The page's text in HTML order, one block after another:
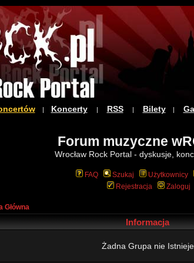
| Koncerty| RSS| Bilety|
Forum muzyczne
Wrocław Rock Portal - dyskusje,
FAQ Szukaj Użytkownicy
Rejestracja
Zaloguj
Główna
Informacja
Żadna Grupa nie Istnieje